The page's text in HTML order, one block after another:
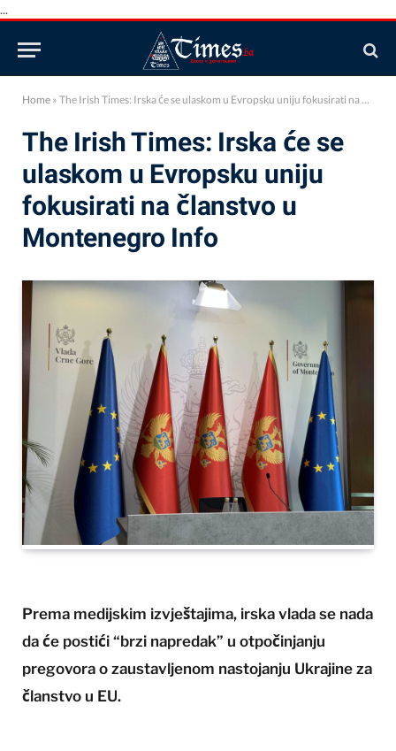
...
Home » The Irish Times: Irska će se ulaskom u Evropsku uniju fokusirati na članstvo u Montenegro Info
The Irish Times: Irska će se
ulaskom u Evropsku uniju
fokusirati na članstvo u
Montenegro Info
Prema medijskim izvještajima, irska vlada se nada
da će postići “brzi napredak” u otpočinjanju
pregovora o zaustavljenom nastojanju Ukrajine za
članstvo u EU.